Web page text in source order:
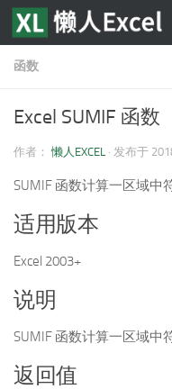
跳至内容
函数
Excel SUMIF 函数
作者： 懒人EXCEL · 发布于
SUMIF 函数计算一区域中
适用版本
Excel 2003+
说明
SUMIF 函数计算一区域中
返回值